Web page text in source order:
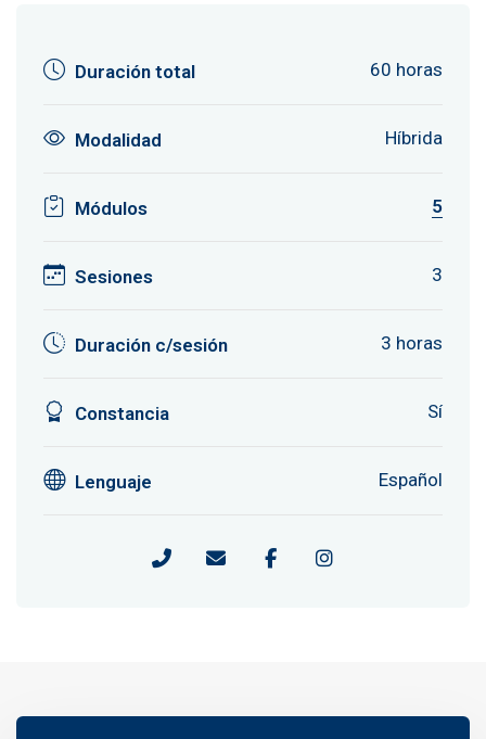
Duración total 60 horas
Modalidad Híbrida
Módulos 5
Sesiones 3
Duración c/sesión 3 horas
Constancia Sí
Lenguaje Español